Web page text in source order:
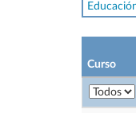
Curso